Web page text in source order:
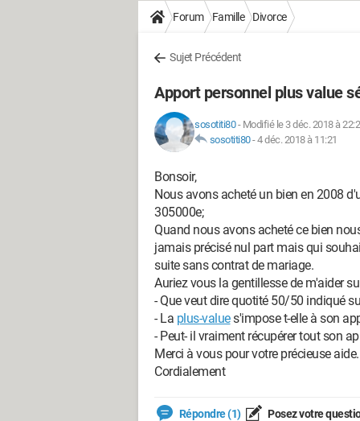
Forum Famille Divorce
Sujet Précédent
Apport personnel plus value
sosotiti80- Modifié le 3 déc. 2018 à
sosotiti80-4 déc. 2018 à 11:21
Bonsoir,
Nous avons acheté un bien en 2008
305000e;
Quand nous avons acheté ce bien
jamais précisé nul part mais qui
suite sans contrat de mariage.
Auriez vous la gentillesse de m'aider
- Que veut dire quotité 50/50 indiqué
- La plus-values'impose t-elle à son
- Peut- il vraiment récupérer tout son
Merci à vous pour votre précieuse aide.
Cordialement
Répondre (1) Posez votre